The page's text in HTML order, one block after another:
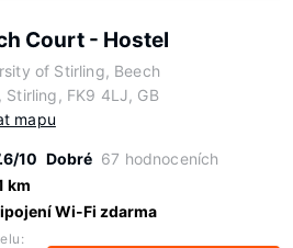
Court - Hostel
of Stirling, Beech
Stirling, FK9 4LJ, GB
mapu
10 Dobré 67 hodnoceních
km
Wi-Fi zdarma